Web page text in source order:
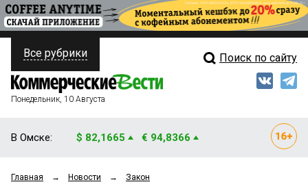
ПОЛИТИКА
ФИНАНСЫ
ОБЩЕСТВО
Свежий выпуск
Все рубрики Поиск по сайту
Понедельник, 10 Августа
В Омске: $ 82,1665 € 94,8366
Главная → Новости → Закон